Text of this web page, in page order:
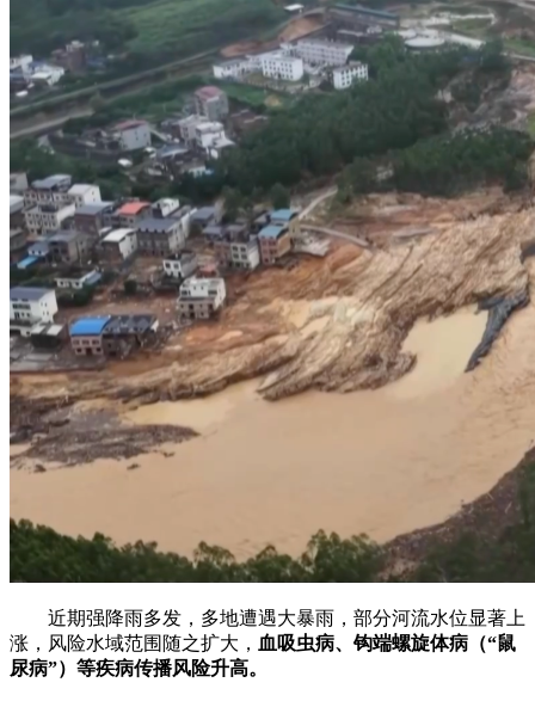
近期强降雨多发，多地遭遇大暴雨，部分河流水位显著上
涨，风险水域范围随之扩大， 血吸虫病、钩端螺旋体病（“鼠
尿病”）等疾病传播风险升高。